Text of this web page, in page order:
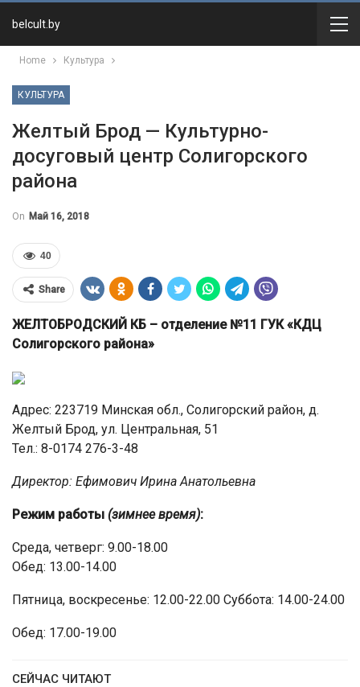
belcult.by
Home Культура
КУЛЬТУРА
Желтый Брод — Культурно-
досуговый центр Солигорского
района
On Май 16, 2018
40
Share
ЖЕЛТОБРОДСКИЙ КБ – отделение №11 ГУК «КДЦ
Солигорского района»
Адрес: 223719 Минская обл., Солигорский район, д.
Желтый Брод, ул. Центральная, 51
Тел.: 8-0174 276-3-48
Директор: Ефимович Ирина Анатольевна
Режим работы (зимнее время):
Среда, четверг: 9.00-18.00
Обед: 13.00-14.00
Пятница, воскресенье: 12.00-22.00 Суббота: 14.00-24.00
Обед: 17.00-19.00
СЕЙЧАС ЧИТАЮТ